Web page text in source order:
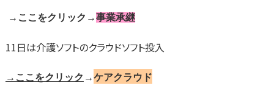
→ここをクリック→事業承継
11日は介護ソフトのクラウドソフト投入
→ここをクリック →ケアクラウド